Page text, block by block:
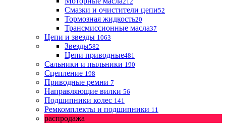
Смазки и очистители цепи52
Тормозная жидкость20
Трансмиссионные масла37
Цепи и звезды 1063
Звезды582
Цепи приводные481
Сальники и пыльники 190
Сцепление 198
Приводные ремни 7
Направляющие вилки 56
Подшипники колес 141
Ремкомплекты и подшипники 11
распродажа